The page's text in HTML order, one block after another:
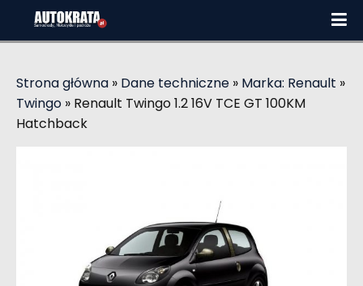
Strona główna » Dane techniczne » Marka: Renault »
Twingo » Renault Twingo 1.2 16V TCE GT 100KM
Hatchback